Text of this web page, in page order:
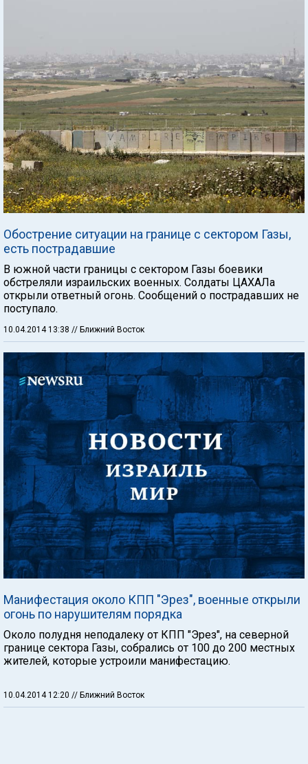
Обострение ситуации на границе с сектором Газы,
есть пострадавшие
В южной части границы с сектором Газы боевики
обстреляли израильских военных. Солдаты ЦАХАЛа
открыли ответный огонь. Сообщений о пострадавших не
поступало.
10.04.2014 13:38 // Ближний Восток
Манифестация около КПП "Эрез", военные открыли
огонь по нарушителям порядка
Около полудня неподалеку от КПП "Эрез", на северной
границе сектора Газы, собрались от 100 до 200 местных
жителей, которые устроили манифестацию.
10.04.2014 12:20 // Ближний Восток